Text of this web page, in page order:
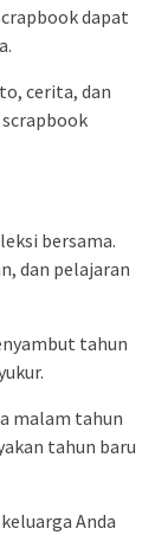
dapat
cerita, dan
bersama.
dan pelajaran
tahun
malam tahun
tahun baru
Anda